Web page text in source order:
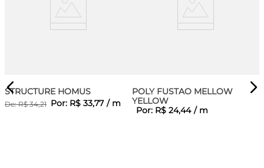
STRUCTURE HOMUS
De:R$ 34,21 Por: R$ 33,77 / m
POLY FUSTAO MELLOW
YELLOW
Por: R$ 24,44 / m